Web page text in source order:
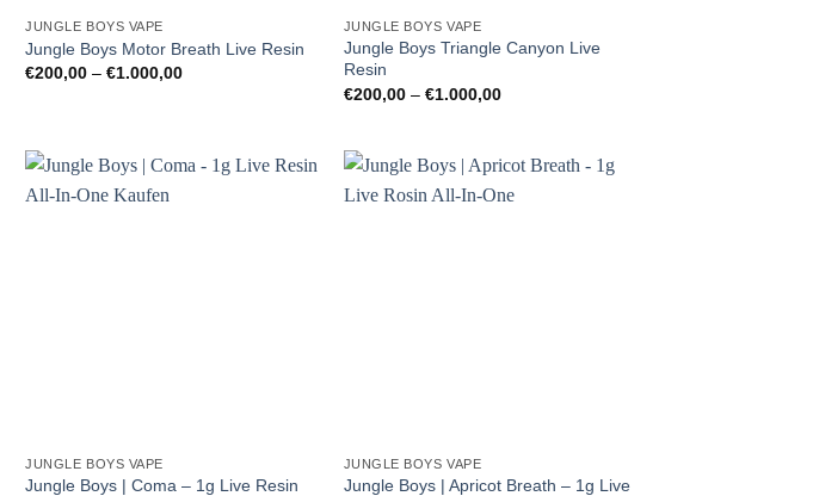
JUNGLE BOYS VAPE
Jungle Boys Motor Breath Live Resin
€200,00 –€1.000,00Preisspanne:
JUNGLE BOYS VAPE
Jungle Boys Triangle Canyon Live
Resin
€200,00 – €1.000,00Preisspanne:
JUNGLE BOYS VAPE
Jungle Boys | Coma – 1g Live Resin
JUNGLE BOYS VAPE
Jungle Boys | Apricot Breath – 1g Live